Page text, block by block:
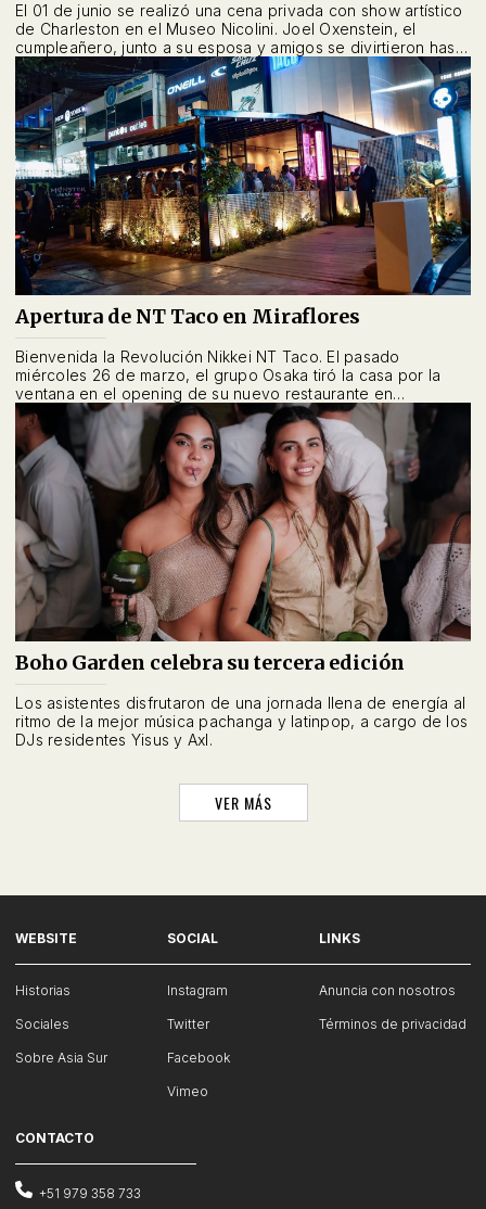
El 01 de junio se realizó una cena privada con show artístico
de Charleston en el Museo Nicolini. Joel Oxenstein, el
cumpleañero, junto a su esposa y amigos se divirtieron hasta
la madrugada.
Apertura de NT Taco en Miraflores
Bienvenida la Revolución Nikkei NT Taco. El pasado
miércoles 26 de marzo, el grupo Osaka tiró la casa por la
ventana en el opening de su nuevo restaurante en
Miraflores.
Boho Garden celebra su tercera edición
Los asistentes disfrutaron de una jornada llena de energía al
ritmo de la mejor música pachanga y latinpop, a cargo de los
DJs residentes Yisus y Axl.
VER MÁS
WEBSITE
Historias
Sociales
Sobre Asia Sur
SOCIAL
Instagram
Twitter
Facebook
Vimeo
LINKS
Anuncia con nosotros
Términos de privacidad
CONTACTO
+51 979 358 733